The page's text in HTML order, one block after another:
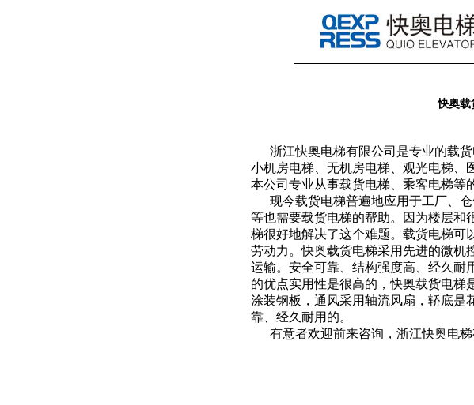
快奥
浙江快奥电梯有限公司是专业的载货
小机房电梯、无机房电梯、观光电梯、
本公司专业从事载货电梯、乘客电梯等
现今载货电梯普遍地应用于工厂、仓
等也需要载货电梯的帮助。因为楼层和
梯很好地解决了这个难题。载货电梯可
劳动力。快奥载货电梯采用先进的微机
运输。安全可靠、结构强度高、经久耐
的优点实用性是很高的，快奥载货电梯
涂装钢板，通风采用轴流风扇，轿底是
靠、经久耐用的。
有意者欢迎前来咨询，浙江快奥电梯